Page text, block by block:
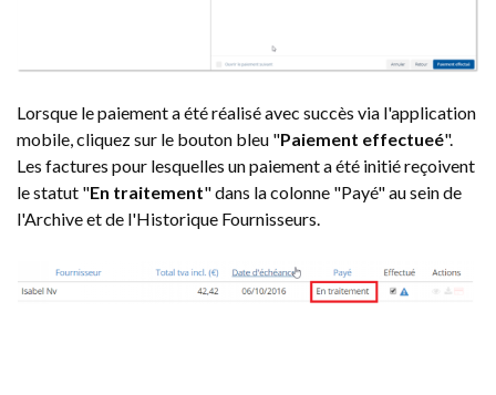
Lorsque le paiement a été réalisé avec succès via l'application
mobile, cliquez sur le bouton bleu "Paiement effectueé".
Les factures pour lesquelles un paiement a été initié reçoivent
le statut "En traitement" dans la colonne "Payé" au sein de
l'Archive et de l'Historique Fournisseurs.